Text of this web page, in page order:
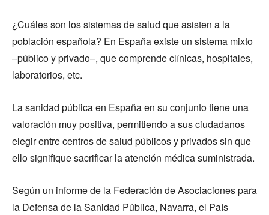
¿Cuáles son los sistemas de salud que asisten a la
población española? En España existe un sistema mixto
–público y privado–, que comprende clínicas, hospitales,
laboratorios, etc.
La sanidad pública en España en su conjunto tiene una
valoración muy positiva, permitiendo a sus ciudadanos
elegir entre centros de salud públicos y privados sin que
ello signifique sacrificar la atención médica suministrada.
Según un informe de la Federación de Asociaciones para
la Defensa de la Sanidad Pública, Navarra, el País